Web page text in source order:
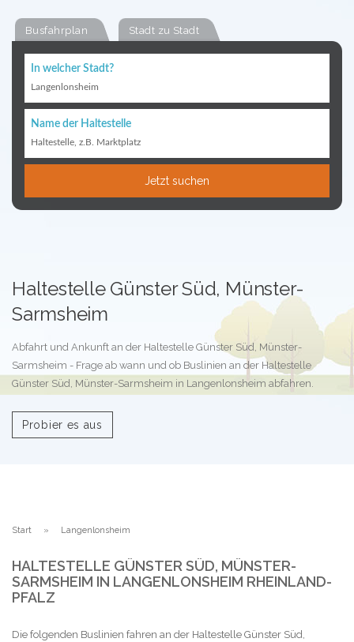
Busfahrplan Stadt zu Stadt
In welcher Stadt?
Langenlonsheim
Name der Haltestelle
Haltestelle, z.B. Marktplatz
Jetzt suchen
Haltestelle Günster Süd, Münster-
Sarmsheim
Abfahrt und Ankunft an der Haltestelle Günster Süd, Münster-
Sarmsheim - Frage ab wann und ob Buslinien an der Haltestelle
Günster Süd, Münster-Sarmsheim in Langenlonsheim abfahren.
Probier es aus
Start Langenlonsheim
HALTESTELLE GÜNSTER SÜD, MÜNSTER-
SARMSHEIM IN LANGENLONSHEIM RHEINLAND-
PFALZ
Die folgenden Buslinien fahren an der Haltestelle Günster Süd,